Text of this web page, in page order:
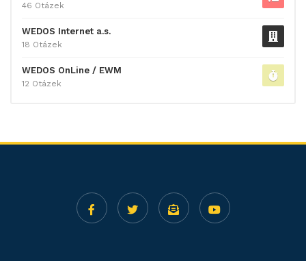
46 Otázek
WEDOS Internet a.s.
18 Otázek
WEDOS OnLine / EWM
12 Otázek